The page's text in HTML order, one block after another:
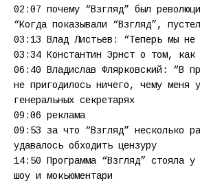
02:07 почему “Взгляд” был
“Когда показывали “Взгляд”,
03:13 Влад Листьев: “Теперь мы не
03:34 Константин Эрнст о том, как
06:40 Владислав Флярковский: “В
не пригодилось ничего, чему меня
генеральных секретарях
09:06 реклама
09:53 за что “Взгляд” несколько
удавалось обходить цензуру
14:50 Программа “Взгляд” стояла у
шоу и мокьюментари